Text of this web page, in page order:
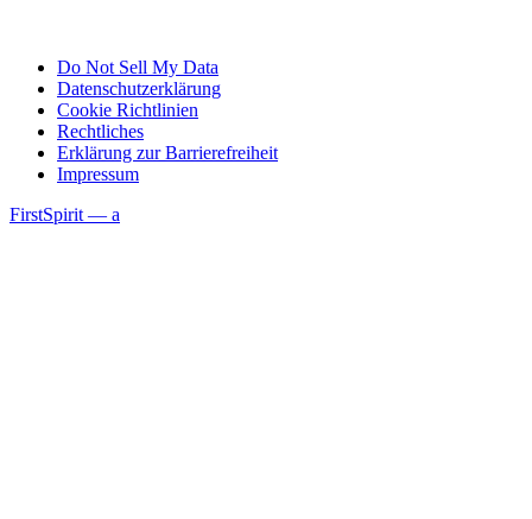
Do Not Sell My Data
Datenschutzerklärung
Cookie Richtlinien
Rechtliches
Erklärung zur Barrierefreiheit
Impressum
FirstSpirit — a